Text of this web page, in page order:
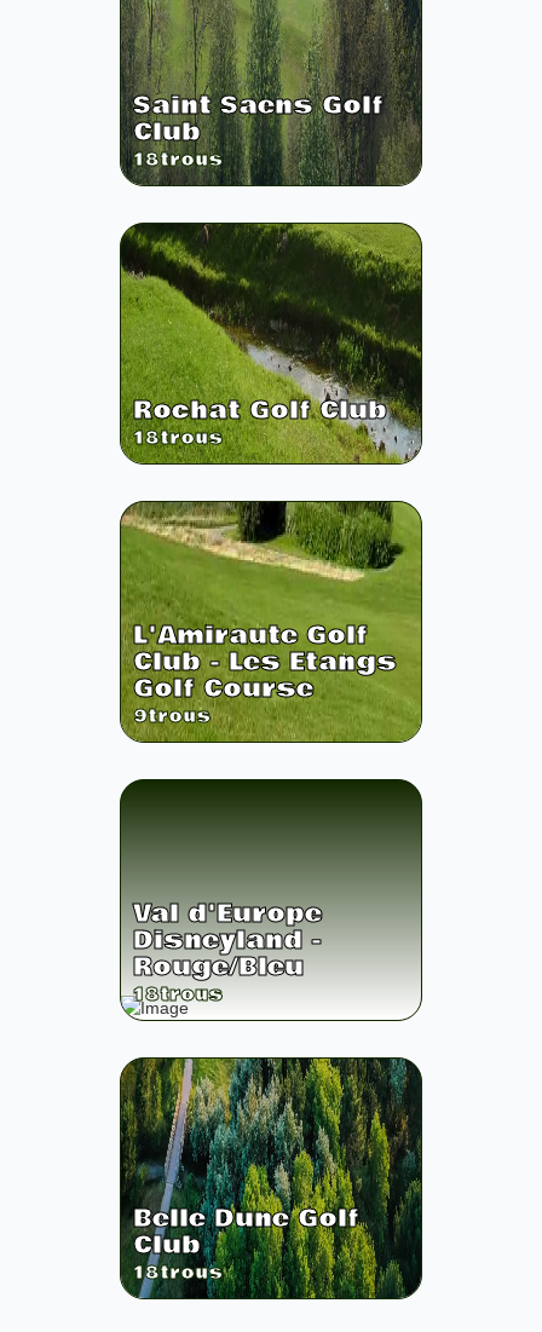
Saint Saens Golf
Club
18trous
Rochat Golf Club
18trous
L'Amiraute Golf
Club - Les Etangs
Golf Course
9trous
Val d'Europe
Disneyland -
Rouge/Bleu
18trous
Belle Dune Golf
Club
18trous